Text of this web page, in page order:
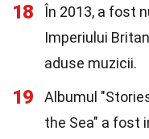
18
În 2013, a fost
Imperiului
aduse muzicii.
19
Albumul
the Sea" a fost